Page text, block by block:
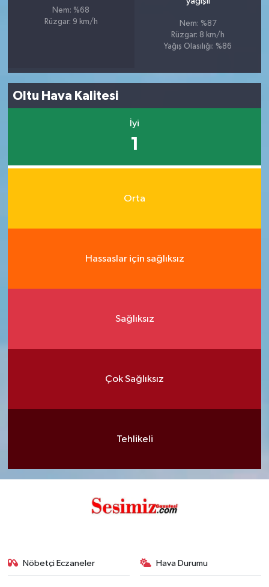
Nem: %68
Rüzgar: 9 km/h
Nem: %87
Rüzgar: 8 km/h
Yağış Olasılığı: %86
Oltu Hava Kalitesi
İyi
1
Orta
Hassaslar için sağlıksız
Sağlıksız
Çok Sağlıksız
Tehlikeli
Nöbetçi Eczaneler Hava Durumu